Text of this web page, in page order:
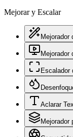
Mejorar y Escalar
Mejorador
Mejorador
Escalador
Aclarar
Mejorador